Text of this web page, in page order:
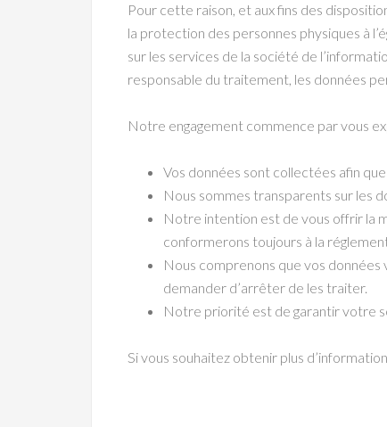
Pour cette raison, et aux fins des
la protection des personnes physiques à
sur les services de la société de
responsable du traitement, les données
Notre engagement commence par vous
Vos données sont collectées afin
Nous sommes transparents sur les
Notre intention est de vous offrir la
conformerons toujours à la
Nous comprenons que vos données
demander d’arrêter de les traiter.
Notre priorité est de garantir votre
Si vous souhaitez obtenir plus